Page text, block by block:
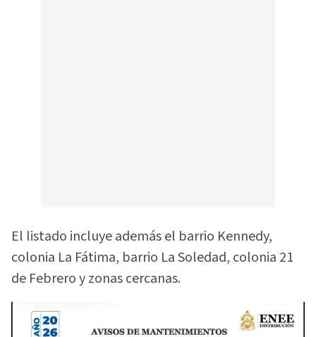
El listado incluye además el barrio Kennedy,
colonia La Fátima, barrio La Soledad, colonia 21
de Febrero y zonas cercanas.